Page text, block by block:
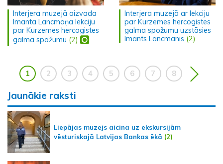
Interjera muzejā aizvada
Imanta Lancmaņa lekciju
par Kurzemes hercogistes
galma spožumu (2)
Interjera muzejā ar lekciju
par Kurzemes hercogistes
galma spožumu uzstāsies
Imants Lancmanis (2)
1 2 3 4 5 6 7 8
Jaunākie raksti
Liepājas muzejs aicina uz ekskursijām
vēsturiskajā Latvijas Bankas ēkā (2)